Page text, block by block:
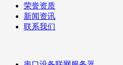
荣誉资质
新闻资讯
联系我们